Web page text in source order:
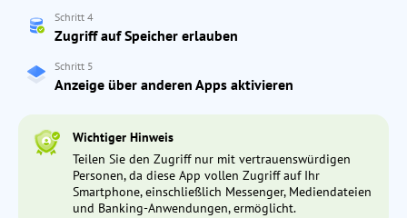
Schritt 4
Zugriff auf Speicher erlauben
Schritt 5
Anzeige über anderen Apps aktivieren
Wichtiger Hinweis
Teilen Sie den Zugriff nur mit vertrauenswürdigen
Personen, da diese App vollen Zugriff auf Ihr
Smartphone, einschließlich Messenger, Mediendateien
und Banking-Anwendungen, ermöglicht.